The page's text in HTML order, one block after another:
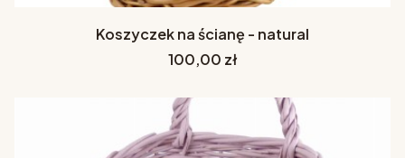
Koszyczek na ścianę - natural
Cena
100,00 zł